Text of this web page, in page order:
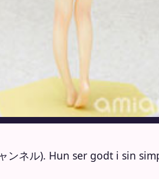
ンネル). Hun ser godt i sin